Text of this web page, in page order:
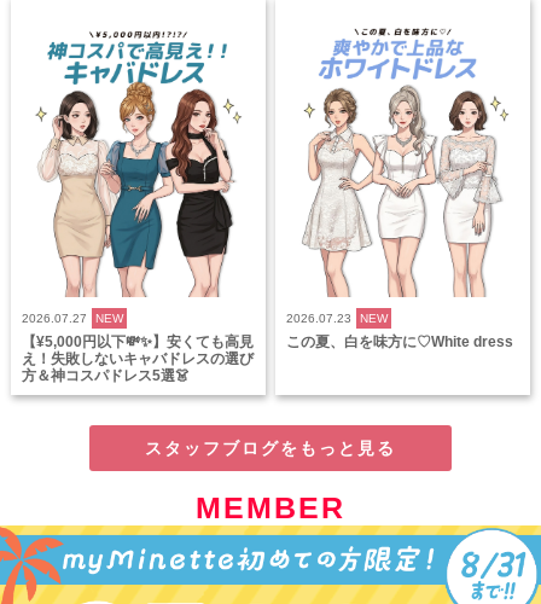
2026.07.27 NEW
【¥5,000円以下💸✨】安くても高見
え！失敗しないキャバドレスの選び
方＆神コスパドレス5選👗
2026.07.23 NEW
この夏、白を味方に♡White dress
スタッフブログをもっと見る
MEMBER